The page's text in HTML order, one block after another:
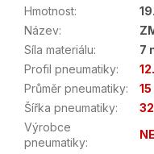
Hmotnost:
Název:
Síla materiálu:
7
Profil pneumatiky:
Průměr pneumatiky:
15
Šířka pneumatiky:
32
Výrobce
pneumatiky: